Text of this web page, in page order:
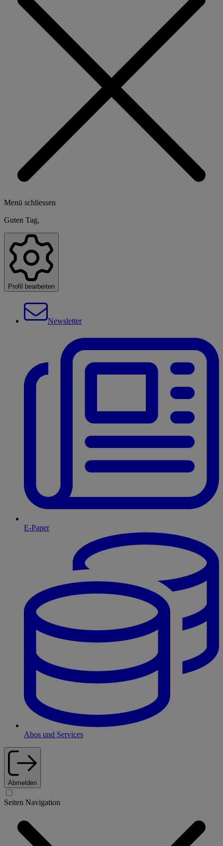
Menü schliessen
Guten Tag,
Profil bearbeiten
Newsletter
E-Paper
Abos und Services
Abmelden
Seiten Navigation